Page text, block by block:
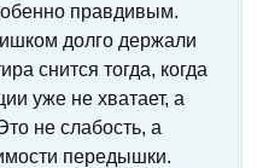
правдивым.
долго держали
снится тогда, когда
уже не хватает, а
не слабость, а
передышки.